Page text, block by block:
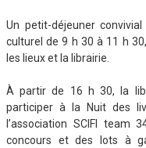
Un petit-déjeuner
culturel de 9 h 30 à 11 h
les lieux et la librairie.
À partir de 16 h 30, la
participer à la Nuit des
l’association SCIFI team
concours et des lots à